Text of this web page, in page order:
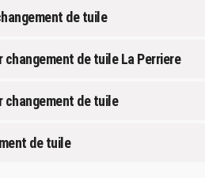
de tuile
changement de tuile La Perriere
changement de tuile
de tuile